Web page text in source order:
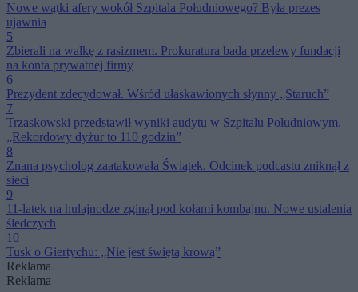
Nowe wątki afery wokół Szpitala Południowego? Była prezes
ujawnia
5
Zbierali na walkę z rasizmem. Prokuratura bada przelewy fundacji
na konta prywatnej firmy
6
Prezydent zdecydował. Wśród ułaskawionych słynny „Staruch”
7
Trzaskowski przedstawił wyniki audytu w Szpitalu Południowym.
„Rekordowy dyżur to 110 godzin”
8
Znana psycholog zaatakowała Świątek. Odcinek podcastu zniknął z
sieci
9
11-latek na hulajnodze zginął pod kołami kombajnu. Nowe ustalenia
śledczych
10
Tusk o Giertychu: „Nie jest świętą krową”
Reklama
Reklama